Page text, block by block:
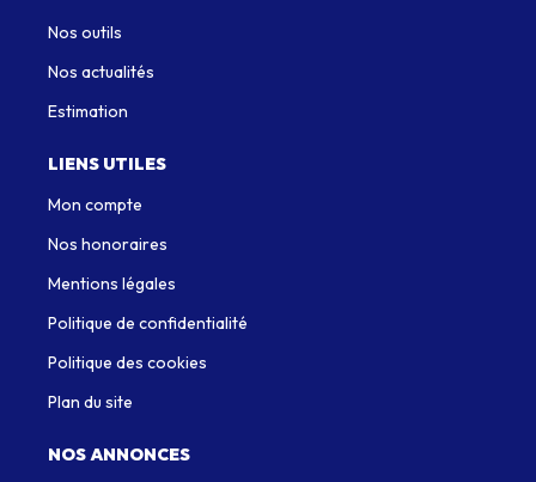
Nos outils
Nos actualités
Estimation
LIENS UTILES
Mon compte
Nos honoraires
Mentions légales
Politique de confidentialité
Politique des cookies
Plan du site
NOS ANNONCES